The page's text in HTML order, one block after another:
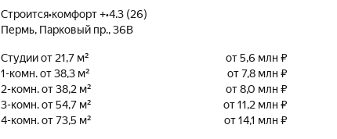
Строится•комфорт +•4.3 (26)
Пермь, Парковый пр., 36В
Студии от 21,7 м²
от 5,6 млн ₽
1-комн. от 38,3 м²
от 7,8 млн ₽
2-комн. от 38,2 м²
от 8,0 млн ₽
3-комн. от 54,7 м²
от 11,2 млн ₽
4-комн. от 73,5 м²
от 14,1 млн ₽